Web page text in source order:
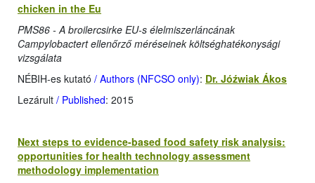
chicken in the Eu
PMS86 - A broilercsirke EU-s élelmiszerláncának
Campylobactert ellenőrző méréseinek költséghatékonysági
vizsgálata
NÉBIH-es kutató / Authors (NFCSO only): Dr. Jóźwiak Ákos
Lezárult / Published: 2015
Next steps to evidence-based food safety risk analysis:
opportunities for health technology assessment
methodology implementation